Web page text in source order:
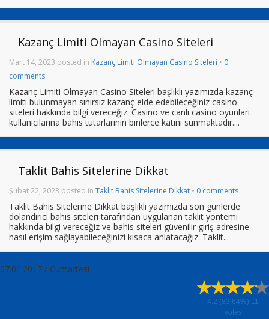
Kazanç Limiti Olmayan Casino Siteleri
Mart 14, 2023 posted in Kazanç Limiti Olmayan Casino Siteleri • 0
comments
Kazanç Limiti Olmayan Casino Siteleri başlıklı yazımızda kazanç
limiti bulunmayan sınırsız kazanç elde edebileceğiniz casino
siteleri hakkında bilgi vereceğiz. Casino ve canlı casino oyunları
kullanıcılarına bahis tutarlarının binlerce katını sunmaktadır....
Taklit Bahis Sitelerine Dikkat
Şubat 22, 2023 posted in Taklit Bahis Sitelerine Dikkat • 0 comments
Taklit Bahis Sitelerine Dikkat başlıklı yazımızda son günlerde
dolandırıcı bahis siteleri tarafından uygulanan taklit yöntemi
hakkında bilgi vereceğiz ve bahis siteleri güvenilir giriş adresine
nasıl erişim sağlayabileceğinizi kısaca anlatacağız. Taklit...
07.01.2017 / Cumartesi
4.2 (83.64%) 11
votes